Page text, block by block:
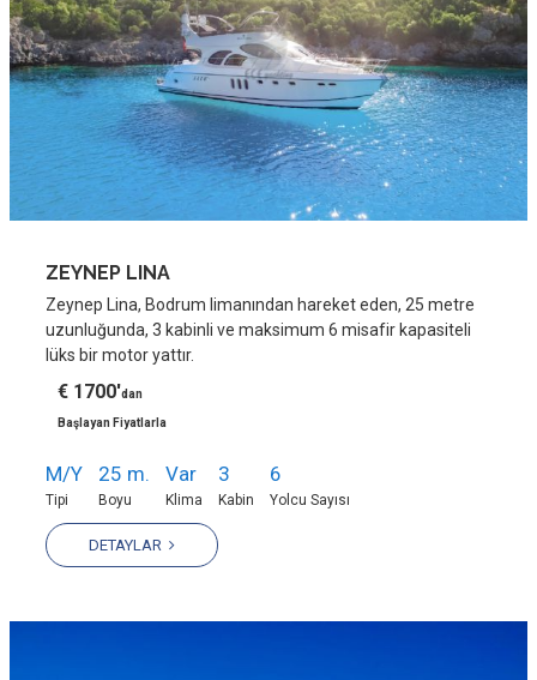
ZEYNEP LINA
Zeynep Lina, Bodrum limanından hareket eden, 25 metre
uzunluğunda, 3 kabinli ve maksimum 6 misafir kapasiteli
lüks bir motor yattır.
€ 1700'dan
Başlayan Fiyatlarla
M/Y
Tipi
25 m.
Boyu
Var
Klima
3
Kabin
6
Yolcu Sayısı
DETAYLAR